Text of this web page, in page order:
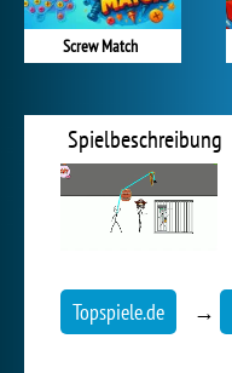
Screw Match
Spielbeschreibung
Topspiele.de →